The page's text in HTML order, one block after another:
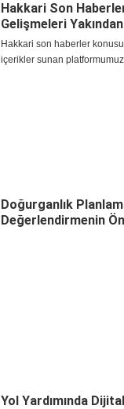
Hakkari Son
Gelişmeleri
Hakkari son haberler
içerikler sunan
Doğurganlık
Değerlendirmenin
Yol Yardımında